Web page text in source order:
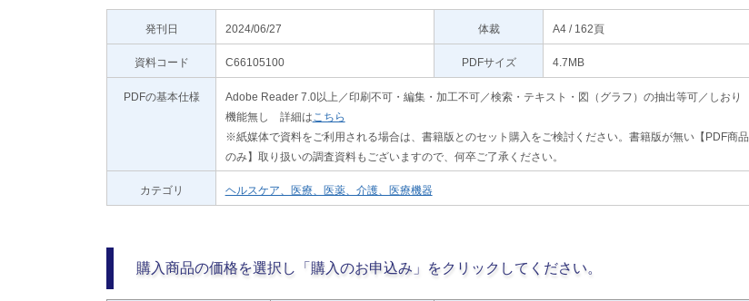
発刊日 2024/06/27 体裁 A4 / 162頁
資料コード C66105100 PDFサイズ 4.7MB
PDFの基本仕様
Adobe Reader 7.0以上／印刷不可・編集・加工不可／検索・テキスト・図（グラフ）の抽出等可／しおり
機能無し 詳細は こちら
※紙媒体で資料をご利用される場合は、書籍版とのセット購入をご検討ください。書籍版が無い【PDF商品
のみ】取り扱いの調査資料もございますので、何卒ご了承ください。
カテゴリ ヘルスケア、医療、医薬、介護、医療機器
購入商品の価格を選択し「購入のお申込み」をクリックしてください。